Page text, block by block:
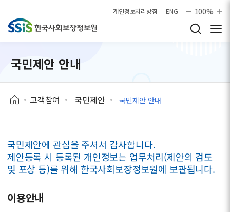
개인정보처리방침 ENG 100%
국민제안 안내
고객참여 국민제안 국민제안 안내
국민제안에 관심을 주셔서 감사합니다.
제안등록 시 등록된 개인정보는 업무처리(제안의 검토
및 포상 등)를 위해 한국사회보장정보원에 보관됩니다.
이용안내